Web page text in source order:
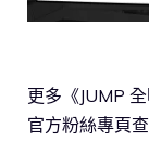
更多《JUMP
官方粉絲專頁